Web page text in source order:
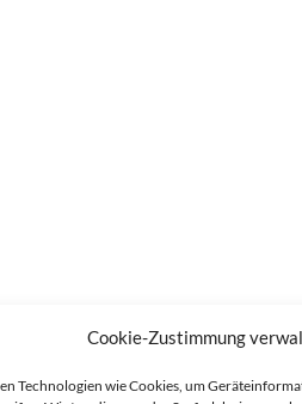
Cookie-Zustimmung
Technologien wie Cookies, um